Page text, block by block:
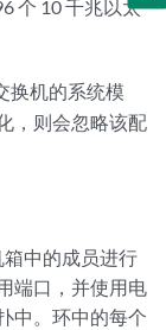
个 10 千兆以太
换机的系统模
，则会忽略该配
中的成员进行
端口，并使用电
中。环中的每个